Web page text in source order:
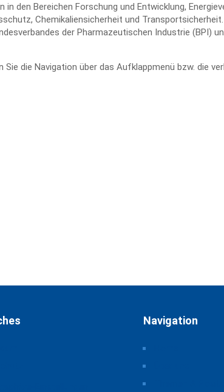
in den Bereichen Forschung und Entwicklung,
Chemikaliensicherheit und Transportsicherheit.
der Pharmazeutischen Industrie (BPI)
die Navigation über das Aufklappmenü bzw. die
Navigation